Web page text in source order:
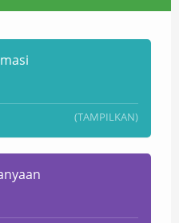
(TAMPILKAN)